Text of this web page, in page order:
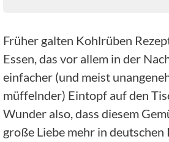
Früher galten Kohlrüben
Essen, das vor allem in der
einfacher (und meist
müffelnder) Eintopf auf den
Wunder also, dass diesem
große Liebe mehr in deutschen